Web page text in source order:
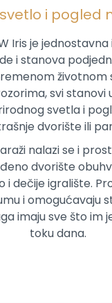
i pogled
Iris je
i stanova
životnom
svi stanovi
svetla i
dvorište ili
nalazi se i
dvorište
i dečije igralište.
i omogućavaju
imaju sve što im
toku dana.